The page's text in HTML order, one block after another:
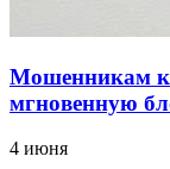
Мошенникам
мгновенную
4 июня